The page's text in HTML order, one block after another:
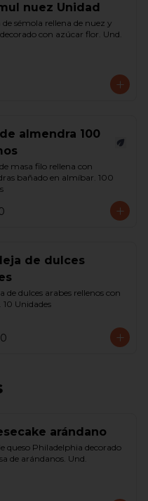
nuez Unidad
de sémola rellena de nuez y
con azúcar flor. Und.
almendra 100
masa filo rellena con
bañado en almíbar. 100
de dulces
de dulces arabes rellenos con
10 Unidades
arándano
queso Philadelphia decorado
de arándanos. Und.